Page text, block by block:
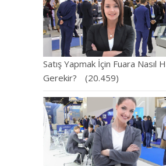
Satış Yapmak İçin Fuara Nasıl
Gerekir?
(20.459)